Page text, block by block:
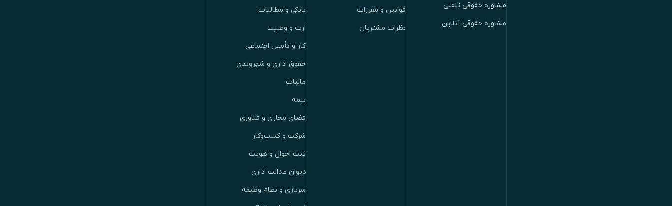
مشاوره حقوقی تلفنی
مشاوره حقوقی آنلاین
قوانین و مقررات
نظرات مشتریان
بانکی و مطالبات
ارث و وصیت
کار و تأمین اجتماعی
حقوق اداری و شهروندی
مالیات
بیمه
فضای مجازی و فناوری
شرکت و کسب‌وکار
ثبت احوال و هویت
دیوان عدالت اداری
سربازی و نظام وظیفه